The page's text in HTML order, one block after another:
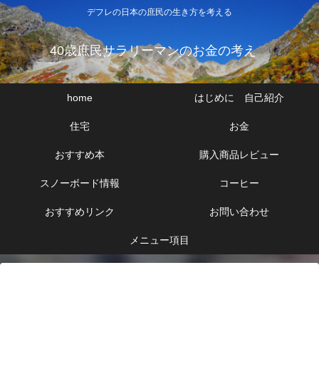
デフレの日本の庶民の生き方を考える
40歳庶民サラリーマンのお金の考え
home はじめに 自己紹介
住宅 お金
おすすめ本 購入商品レビュー
スノーボード情報 コーヒー
おすすめリンク お問い合わせ
メニュー項目